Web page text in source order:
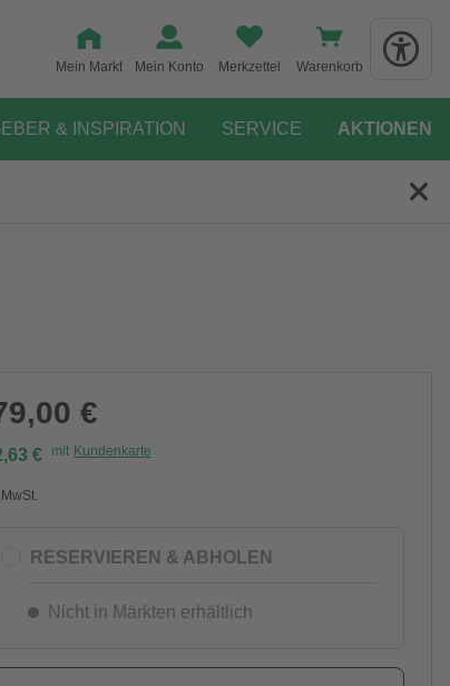
Mein Markt Mein Konto Merkzettel Warenkorb
& INSPIRATION SERVICE AKTIONEN
€
€ mit Kundenkarte
MwSt.
RESERVIEREN & ABHOLEN
Nicht in Märkten erhältlich